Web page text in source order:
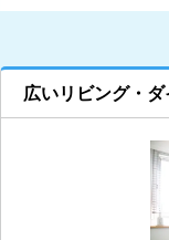
広いリビング・